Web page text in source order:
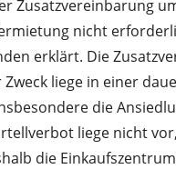
Zusatzvereinbarung
nicht
erklärt. Die
liege in einer
die
liege nicht
die